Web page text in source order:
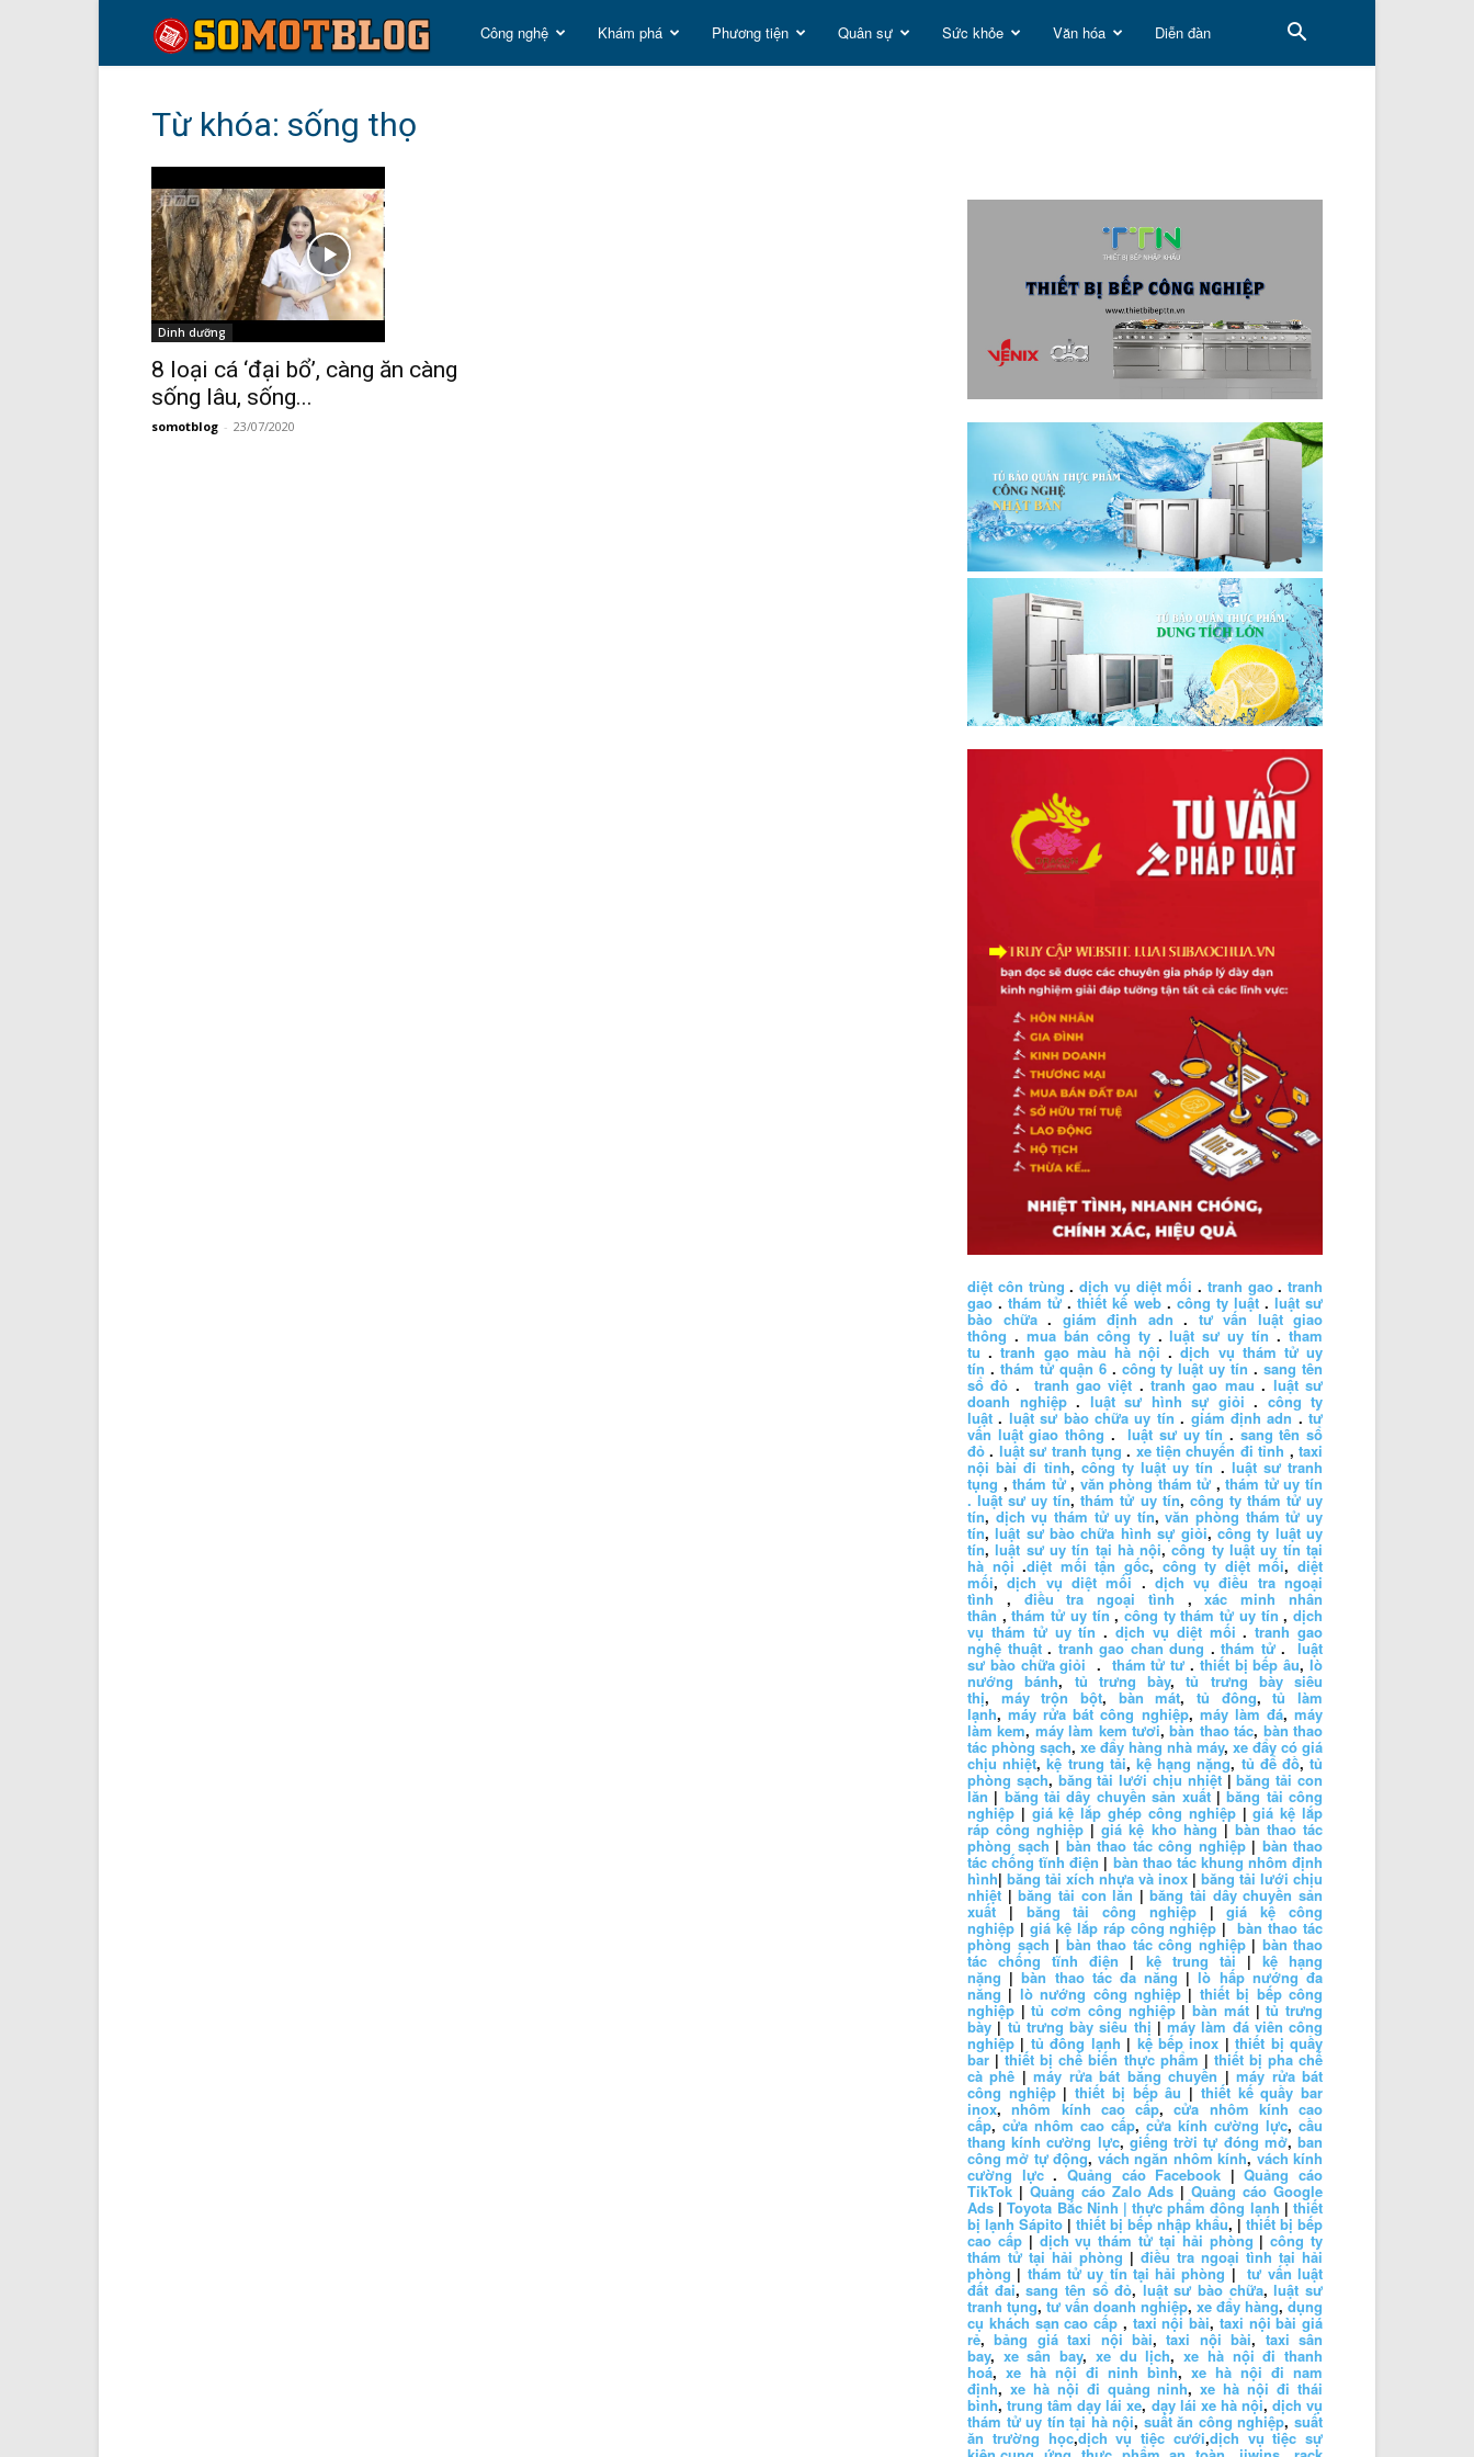
soCông nghệ Khám phá Phương tiện Quân sự Sức khỏe Văn hóa Diễn đàn
Từ khóa: sống thọ
Dinh dưỡng
8 loại cá ‘đại bổ’, càng ăn càng
sống lâu, sống...
somotblog - 23/07/2020
diệt côn trùng . dịch vụ diệt mối . tranh gao. tranh
gao .thám tử.thiết kế web. công ty luật.luật sư
bào chữa. giám định adn . tư vấn luật giao
thông . mua bán công ty.luật sư uy tín .tham
tu .tranh gạo màu hà nội .dịch vụ thám tử uy
tín . thám tử quận 6. công ty luật uy tín .sang tên
sổ đỏ . tranh gao việt .tranh gao mau . luật sư
doanh nghiệp. luật sư hình sự giỏi . công ty
luật . luật sư bào chữa uy tín . giám định adn.tư
vấn luật giao thông .luật sư uy tín . sang tên sổ
đỏ . luật sư tranh tụng . xe tiện chuyến đi tỉnh ,taxi
nội bài đi tỉnh, công ty luật uy tín. luật sư tranh
tụng ,thám tử, văn phòng thám tử ,thám tử uy tín
. luật sư uy tín,thám tử uy tín, công ty thám tử uy
tín,dịch vụ thám tử uy tín,văn phòng thám tử uy
tín,luật sư bào chữa hình sự giỏi, công ty luật uy
tín,luật sư uy tín tại hà nội,công ty luật uy tín tại
hà nội.diệt mối tận gốc, công ty diệt mối,diệt
mối,dịch vụ diệt mối . dịch vụ điều tra ngoại
tình , điều tra ngoại tình ,xác minh nhân
thân ,thám tử uy tín,công ty thám tử uy tín ,dịch
vụ thám tử uy tín .dịch vụ diệt mối .tranh gao
nghệ thuật. tranh gao chan dung . thám tử. luật
sư bào chữa giỏi . thám tử tư .thiết bị bếp âu,lò
nướng bánh, tủ trưng bày,tủ trưng bày siêu
thị, máy trộn bột, bàn mát,tủ đông,tủ làm
lạnh,máy rửa bát công nghiệp, máy làm đá,máy
làm kem,máy làm kem tươi,bàn thao tác, bàn thao
tác phòng sạch, xe đẩy hàng nhà máy, xe đẩy có giá
chịu nhiệt,kệ trung tải, kệ hạng nặng, tủ để đồ,tủ
phòng sạch,băng tải lưới chịu nhiệt|băng tải con
lăn |băng tải dây chuyền sản xuất|băng tải công
nghiệp |giá kệ lắp ghép công nghiệp|giá kệ lắp
ráp công nghiệp |giá kệ kho hàng | bàn thao tác
phòng sạch| bàn thao tác công nghiệp| bàn thao
tác chống tĩnh điện | bàn thao tác khung nhôm định
hình| băng tải xích nhựa và inox | băng tải lưới chịu
nhiệt |băng tải con lăn |băng tải dây chuyền sản
xuất | băng tải công nghiệp|giá kệ công
nghiệp | giá kệ lắp ráp công nghiệp |bàn thao tác
phòng sạch | bàn thao tác công nghiệp| bàn thao
tác chống tĩnh điện | kệ trung tải| kệ hạng
nặng |bàn thao tác đa năng |lò hấp nướng đa
năng | lò nướng công nghiệp | thiết bị bếp công
nghiệp |tủ cơm công nghiệp|bàn mát|tủ trưng
bày |tủ trưng bày siêu thị |máy làm đá viên công
nghiệp | tủ đông lạnh | kệ bếp inox |thiết bị quầy
bar |thiết bị chế biến thực phẩm | thiết bị pha chế
cà phê |máy rửa bát băng chuyền |máy rửa bát
công nghiệp|thiết bị bếp âu |thiết kế quầy bar
inox,nhôm kính cao cấp,cửa nhôm kính cao
cấp, cửa nhôm cao cấp, cửa kính cường lực, cầu
thang kính cường lực,giếng trời tự đóng mở,ban
công mở tự động, vách ngăn nhôm kính,vách kính
cường lực.Quảng cáo Facebook |Quảng cáo
TikTok | Quảng cáo Zalo Ads |Quảng cáo Google
Ads |Toyota Bắc Ninh | thực phẩm đông lạnh |thiết
bị lạnh Sápito | thiết bị bếp nhập khẩu, |thiết bị bếp
cao cấp|dịch vụ thám tử tại hải phòng |công ty
thám tử tại hải phòng | điều tra ngoại tình tại hải
phòng | thám tử uy tín tại hải phòng |tư vấn luật
đất đai,sang tên sổ đỏ,luật sư bào chữa,luật sư
tranh tụng, tư vấn doanh nghiệp, xe đẩy hàng, dụng
cụ khách sạn cao cấp , taxi nội bài, taxi nội bài giá
rẻ,bảng giá taxi nội bài,taxi nội bài,taxi sân
bay, xe sân bay, xe du lịch,xe hà nội đi thanh
hoá, xe hà nội đi ninh bình, xe hà nội đi nam
định, xe hà nội đi quảng ninh,xe hà nội đi thái
bình,trung tâm dạy lái xe,dạy lái xe hà nội, dịch vụ
thám tử uy tín tại hà nội, suất ăn công nghiệp,suất
ăn trường học,dịch vụ tiệc cưới,dịch vụ tiệc sự